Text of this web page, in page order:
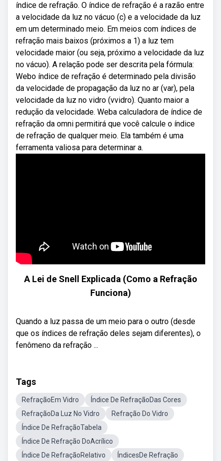
índice de refração. O índice de refração é a razão entre
a velocidade da luz no vácuo (c) e a velocidade da luz
em um determinado meio. Em meios com índices de
refração mais baixos (próximos a 1) a luz tem
velocidade maior (ou seja, próximo a velocidade da luz
no vácuo). A relação pode ser descrita pela fórmula:
Webo índice de refração é determinado pela divisão
da velocidade de propagação da luz no ar (var), pela
velocidade da luz no vidro (vvidro). Quanto maior a
redução da velocidade. Weba calculadora de índice de
refração da omni permitirá que você calcule o índice
de refração de qualquer meio. Ela também é uma
ferramenta valiosa para determinar a.
A Lei de Snell Explicada (Como a Refração
Funciona)
Quando a luz passa de um meio para o outro (desde
que os índices de refração deles sejam diferentes), o
fenômeno da refração ...
Tags
RefraçãoEm Vidro
Índice De RefraçãoDas Cores
RefraçãoDa Luz No Vidro
Refração Do Vidro
Índice De RefraçãoTabela
Índice De Refração DoAcrílico
Índice De RefraçãoRelativo
ÍndicesDe Refração